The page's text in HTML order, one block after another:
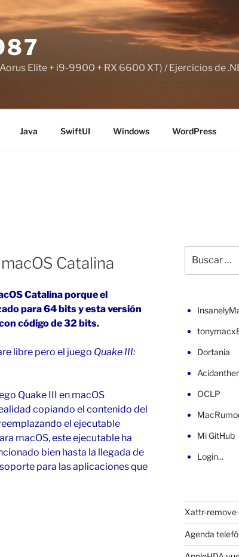
Elite + i9-9900 + RX 6600 XT) / Ejercicios de
Java SwiftUI Windows WordPress
Catalina
Catalina porque el
para 64 bits y esta versión
código de 32 bits.
libre pero el juego Quake III:
Quake III en macOS
copiando el contenido del
el ejecutable
macOS, este ejecutable ha
bien hasta la llegada de
para las aplicaciones que
por:
Dortania
OCLP
Mi GitHub
Login...
Xattr-remove
Agenda